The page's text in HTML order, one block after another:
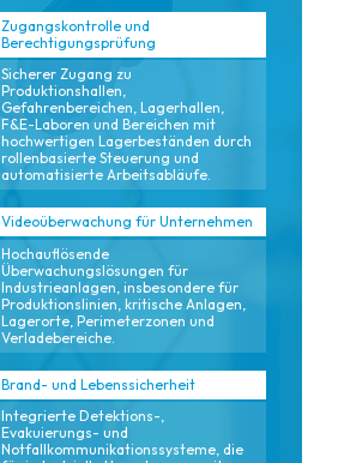
Zugangskontrolle und
Berechtigungsprüfung
Sicherer Zugang zu
Produktionshallen,
Gefahrenbereichen, Lagerhallen,
F&E-Laboren und Bereichen mit
hochwertigen Lagerbeständen durch
rollenbasierte Steuerung und
automatisierte Arbeitsabläufe.
Videoüberwachung für Unternehmen
Hochauflösende
Überwachungslösungen für
Industrieanlagen, insbesondere für
Produktionslinien, kritische Anlagen,
Lagerorte, Perimeterzonen und
Verladebereiche.
Brand- und Lebenssicherheit
Integrierte Detektions-,
Evakuierungs- und
Notfallkommunikationssysteme, die